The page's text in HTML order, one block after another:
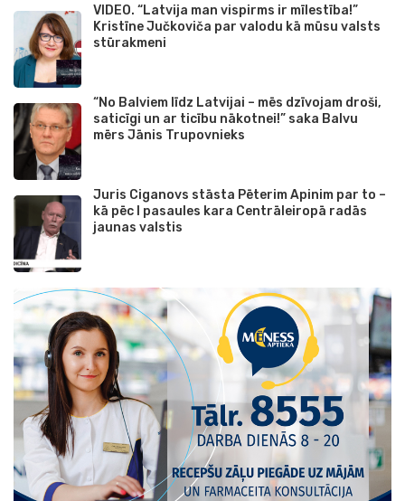
VIDEO. “Latvija man vispirms ir mīlestība!”
Kristīne Jučkoviča par valodu kā mūsu valsts
stūrakmeni
“No Balviem līdz Latvijai – mēs dzīvojam droši,
saticīgi un ar ticību nākotnei!” saka Balvu
mērs Jānis Trupovnieks
Juris Ciganovs stāsta Pēterim Apinim par to –
kā pēc I pasaules kara Centrāleiropā radās
jaunas valstis